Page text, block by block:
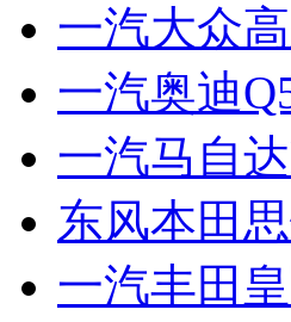
一汽大众
一汽奥迪
一汽马自
东风本田
一汽丰田